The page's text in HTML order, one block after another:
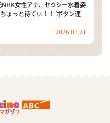
NHK女性アナ、セクシー水着姿
ょっと待てぃ！！”ボタン連
2026.07.21